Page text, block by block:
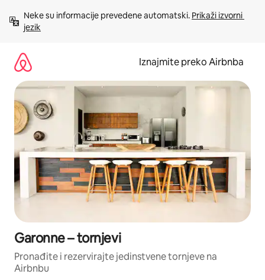
sadržaj
Neke su informacije prevedene automatski. Prikaži izvorni
jezik
Iznajmite preko Airbnba
Garonne – tornjevi
Pronađite i rezervirajte jedinstvene tornjeve na
Airbnbu